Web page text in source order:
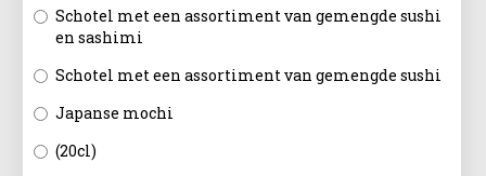
Schotel met een assortiment van gemengde sushi
en sashimi
Schotel met een assortiment van gemengde sushi
Japanse mochi
(20cl)